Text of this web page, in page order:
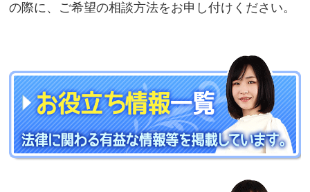
の際に、ご希望の相談方法をお申し付けください。